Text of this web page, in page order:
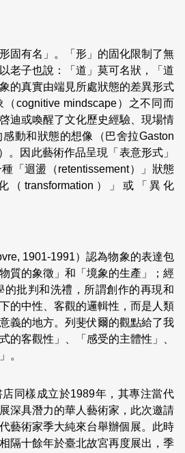
固有名」。「形」的固化限制了無
老子也說：「道」莫可名狀，「道
的真實由端見所處狀態的差異形式
cognitive mindscape）之不同而
迪或喚醒了文化歷史經驗、現場情
動和狀態的想像（巴舍拉Gaston
。因此藝術作品呈現「表意形式」
「迴盪（retentissement）」狀態
（transformation）」或「異化
1901-1991）認為物象的表達包
質的象徵」和「境象的生產」；經
的批判和洗禮，所謂創作的再現和
的中性、客觀的邏輯性，而是人類
義的地方。列斐伏爾的觀點給了我
的客觀性」、「感受的主體性」、
。
店同樣成立於1989年，其專注當代
深具潛力的華人藝術家，此次邀請
藝術家季大純來台舉辦個展。此時
隔十餘年於臺北故宮再度展出，季